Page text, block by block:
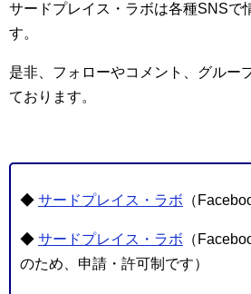
サードプレイス・ラボは各種SNSで
す。
是非、フォローやコメント、グルー
ております。
◆ サードプレイス・ラボ （
◆ サードプレイス・ラボ （
のため、申請・許可制です）